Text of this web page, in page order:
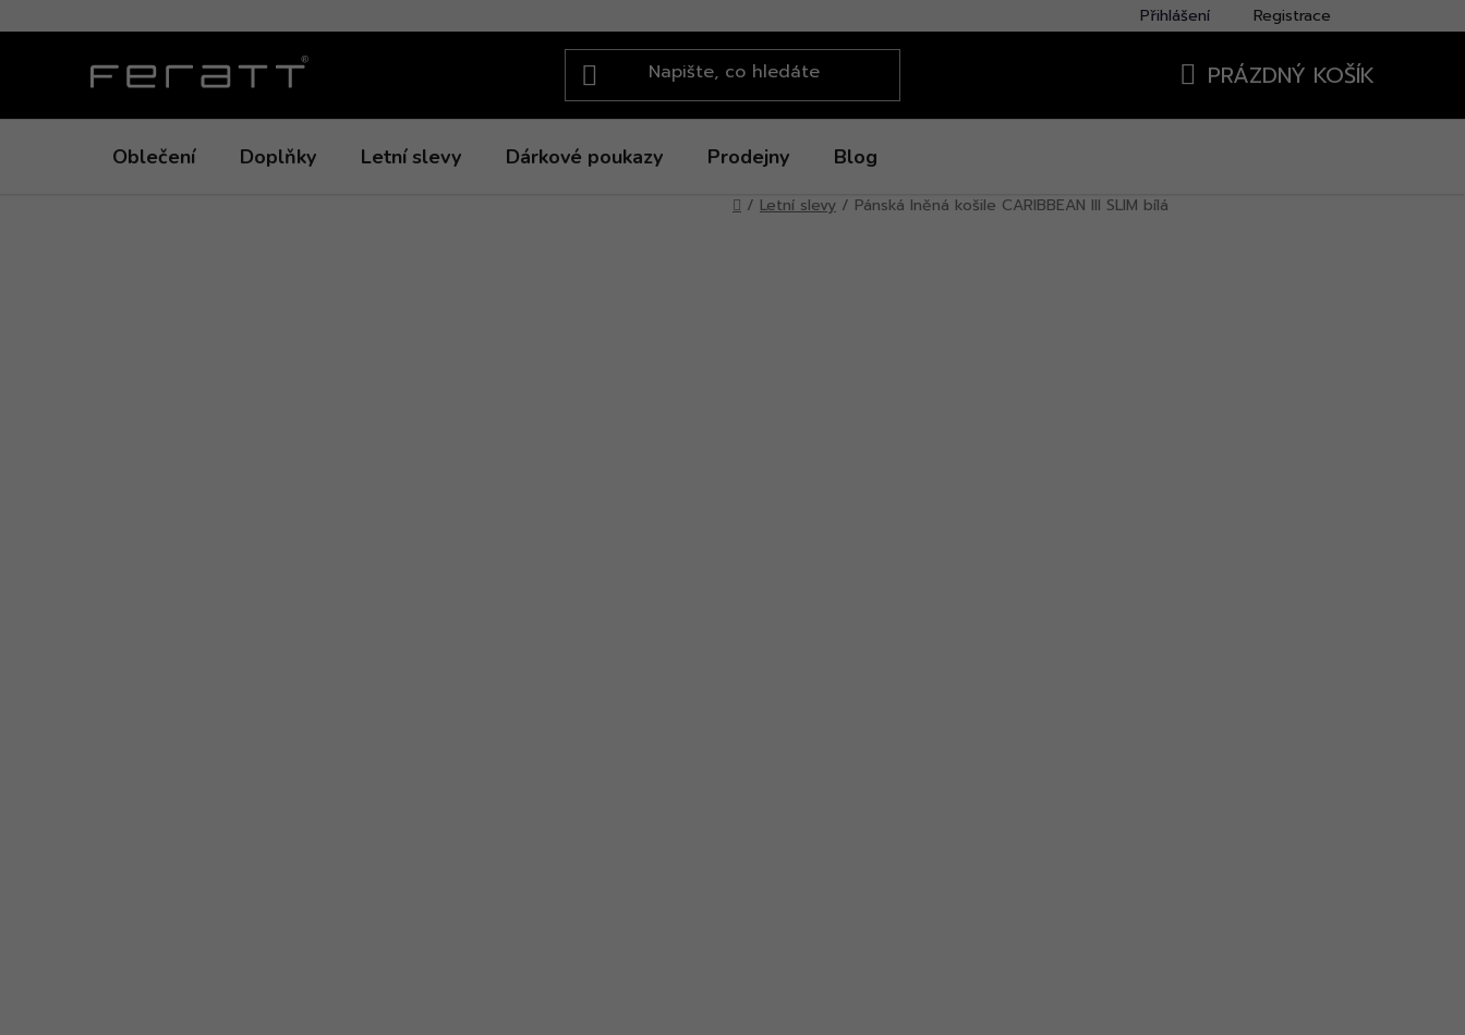
na
Přihlášení Registrace
PRÁZDNÝ KOŠÍK
Oblečení Doplňky Letní slevy Dárkové poukazy Prodejny Blog
Domů
/ Letní slevy / Pánská lněná košile CARIBBEAN III SLIM bílá